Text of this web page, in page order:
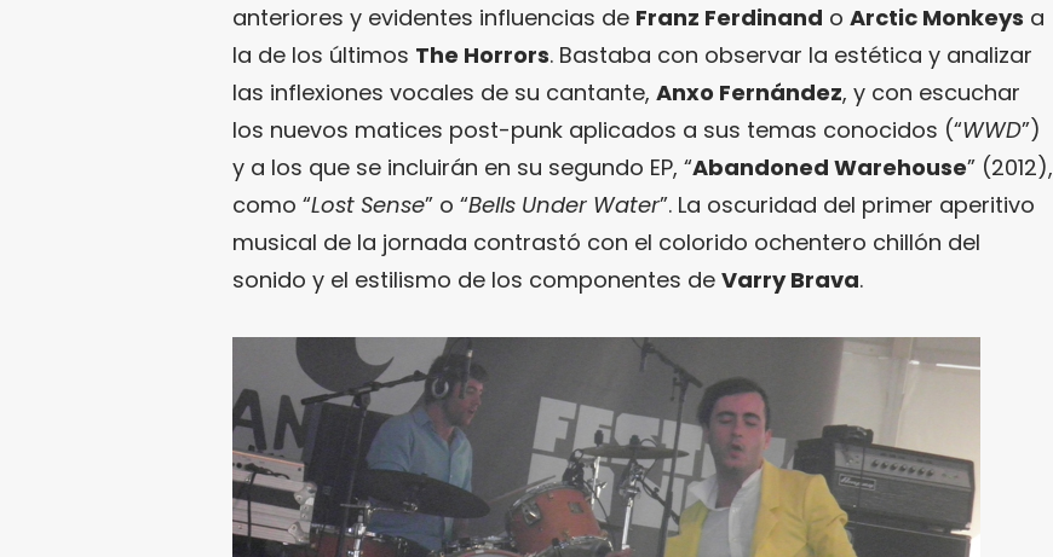
anteriores y evidentes influencias de Franz Ferdinand o Arctic Monkeys a
la de los últimos The Horrors. Bastaba con observar la estética y analizar
las inflexiones vocales de su cantante, Anxo Fernández, y con escuchar
los nuevos matices post-punk aplicados a sus temas conocidos (“WWD”)
y a los que se incluirán en su segundo EP, “Abandoned Warehouse” (2012),
como “Lost Sense” o “Bells Under Water”. La oscuridad del primer aperitivo
musical de la jornada contrastó con el colorido ochentero chillón del
sonido y el estilismo de los componentes de Varry Brava.